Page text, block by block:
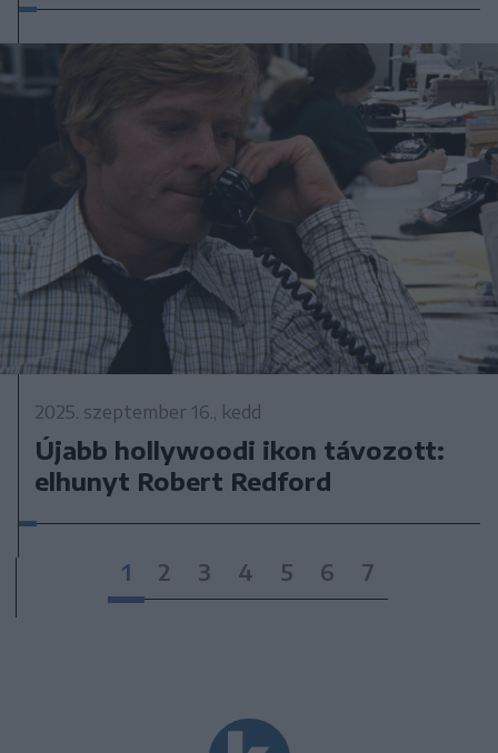
2025. szeptember 16., kedd
Újabb hollywoodi ikon távozott:
elhunyt Robert Redford
1 2 3 4 5 6 7